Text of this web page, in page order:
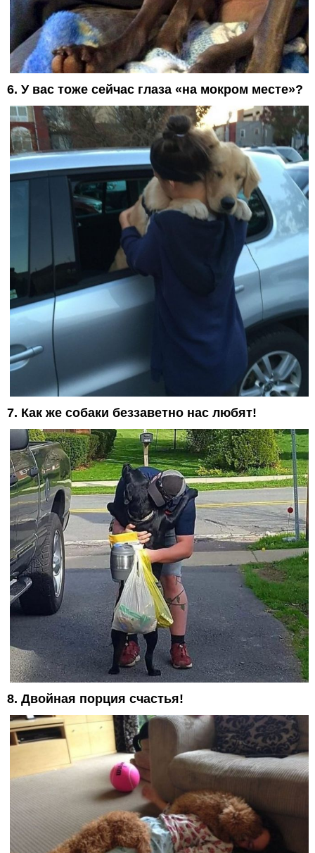
6. У вас тоже сейчас глаза «на мокром месте»?
7. Как же собаки беззаветно нас любят!
8. Двойная порция счастья!